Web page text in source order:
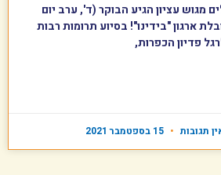
מגוש עציון הגיע הבוקר (ד', ערב יום
ארגון "בידינו"! בסיוע תרומות רבות
פדיון הכפרות,
תגובות